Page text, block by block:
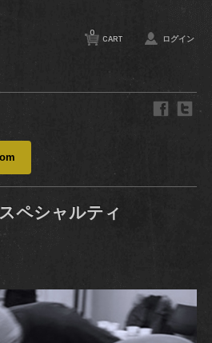
CART
0
ログイン
ペシャルティ